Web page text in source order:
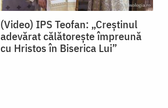
(Video) IPS Teofan: „Creștinul
adevărat călătorește împreună
cu Hristos în Biserica Lui”